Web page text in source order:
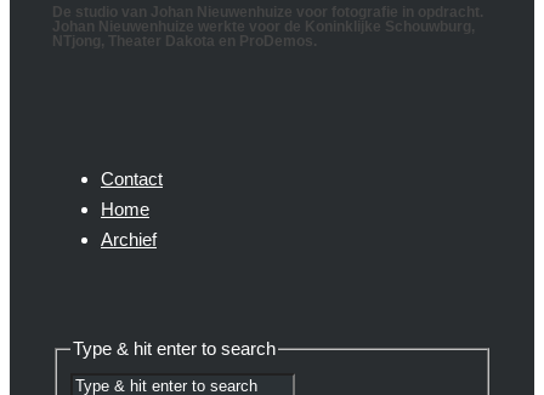
De studio van Johan Nieuwenhuize voor fotografie in opdracht.
Johan Nieuwenhuize werkte voor de Koninklijke Schouwburg,
NTjong, Theater Dakota en ProDemos.
Contact
Home
Archief
Type & hit enter to search